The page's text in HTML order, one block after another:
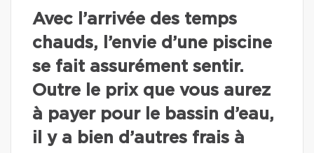
Avec l’arrivée des temps
chauds, l’envie d’une piscine
se fait assurément sentir.
Outre le prix que vous aurez
à payer pour le bassin d’eau,
il y a bien d’autres frais à